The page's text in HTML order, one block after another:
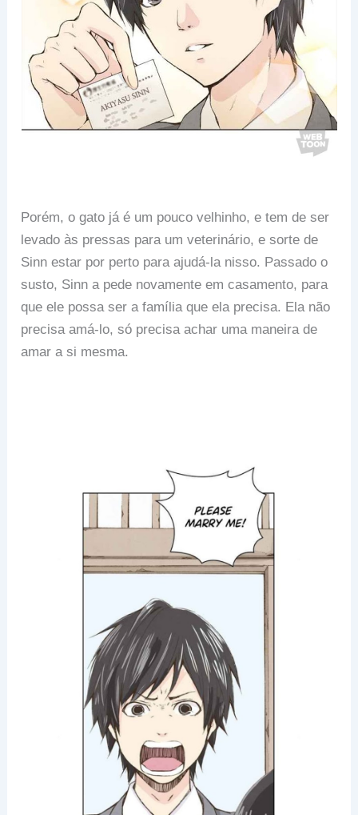
Porém, o gato já é um pouco velhinho, e tem de ser
levado às pressas para um veterinário, e sorte de
Sinn estar por perto para ajudá-la nisso. Passado o
susto, Sinn a pede novamente em casamento, para
que ele possa ser a família que ela precisa. Ela não
precisa amá-lo, só precisa achar uma maneira de
amar a si mesma.